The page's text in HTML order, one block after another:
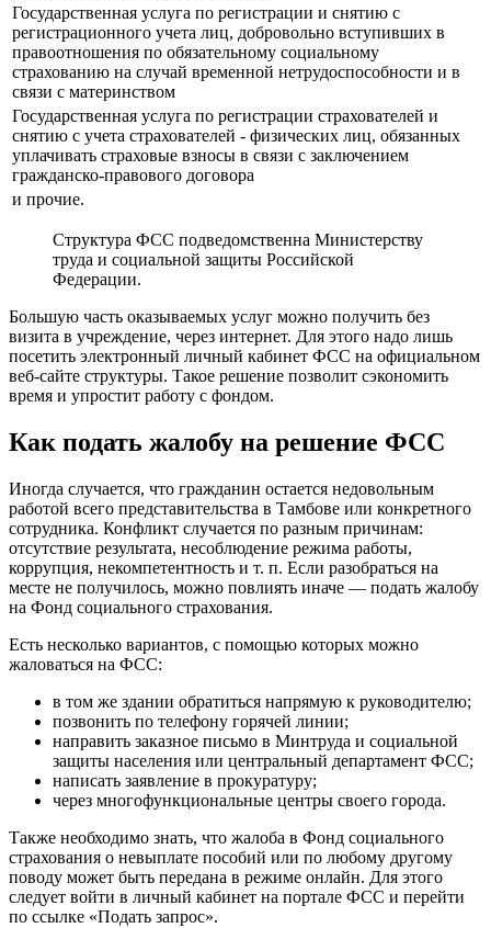
Государственная услуга по регистрации и снятию с
регистрационного учета лиц, добровольно вступивших в
правоотношения по обязательному социальному
страхованию на случай временной нетрудоспособности и в
связи с материнством
Государственная услуга по регистрации страхователей и
снятию с учета страхователей - физических лиц, обязанных
уплачивать страховые взносы в связи с заключением
гражданско-правового договора
и прочие.
Структура ФСС подведомственна Министерству
труда и социальной защиты Российской
Федерации.
Большую часть оказываемых услуг можно получить без
визита в учреждение, через интернет. Для этого надо лишь
посетить электронный личный кабинет ФСС на официальном
веб-сайте структуры. Такое решение позволит сэкономить
время и упростит работу с фондом.
Как подать жалобу на решение ФСС
Иногда случается, что гражданин остается недовольным
работой всего представительства в Тамбове или конкретного
сотрудника. Конфликт случается по разным причинам:
отсутствие результата, несоблюдение режима работы,
коррупция, некомпетентность и т. п. Если разобраться на
месте не получилось, можно повлиять иначе — подать жалобу
на Фонд социального страхования.
Есть несколько вариантов, с помощью которых можно
жаловаться на ФСС:
в том же здании обратиться напрямую к руководителю;
позвонить по телефону горячей линии;
направить заказное письмо в Минтруда и социальной
защиты населения или центральный департамент ФСС;
написать заявление в прокуратуру;
через многофункциональные центры своего города.
Также необходимо знать, что жалоба в Фонд социального
страхования о невыплате пособий или по любому другому
поводу может быть передана в режиме онлайн. Для этого
следует войти в личный кабинет на портале ФСС и перейти
по ссылке «Подать запрос».